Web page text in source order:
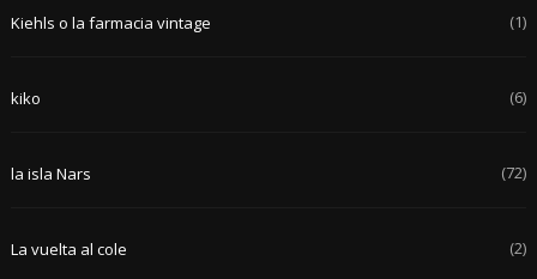
Kiehls o la farmacia vintage (1)
kiko (6)
la isla Nars (72)
La vuelta al cole (2)